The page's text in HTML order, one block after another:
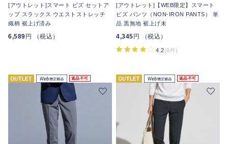
[アウトレット]スマート ビズ セットア
ップ スラックス ウエストストレッチ
織柄 裾上げ済み
6,589円 （税込）
[アウトレット]【WEB限定】スマート
ビズ パンツ（NON-IRON PANTS） 単
品 黒無地 裾上げ未
4,345円 （税込）
4.2(6件)
返品不可 返品不可